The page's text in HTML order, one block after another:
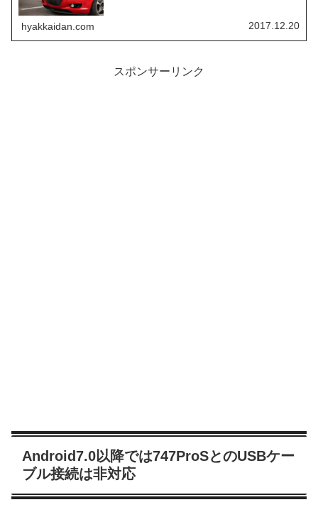
hyakkaidan.com 2017.12.20
スポンサーリンク
Android7.0以降では747ProSとのUSBケー
ブル接続は非対応